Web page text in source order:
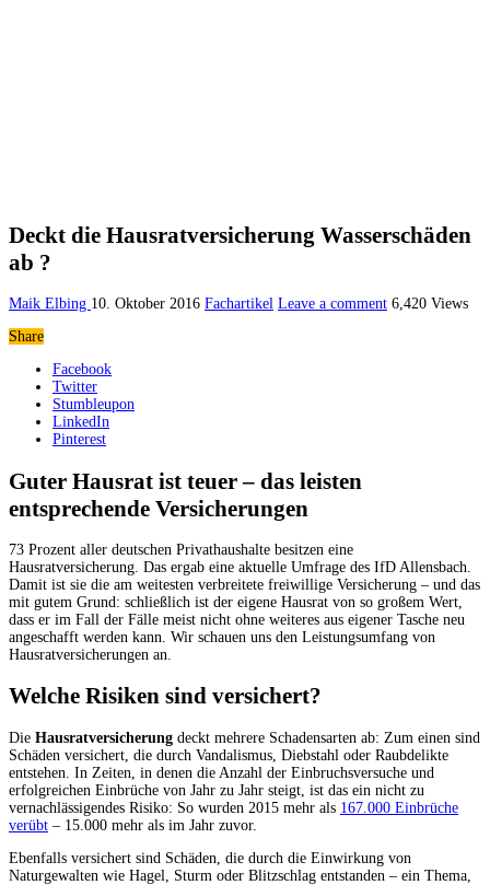
Deckt die Hausratversicherung Wasserschäden
ab ?
Maik Elbing 10. Oktober 2016 Fachartikel Leave a comment 6,420 Views
Share
Facebook
Twitter
Stumbleupon
LinkedIn
Pinterest
Guter Hausrat ist teuer – das leisten
entsprechende Versicherungen
73 Prozent aller deutschen Privathaushalte besitzen eine
Hausratversicherung. Das ergab eine aktuelle Umfrage des IfD Allensbach.
Damit ist sie die am weitesten verbreitete freiwillige Versicherung – und das
mit gutem Grund: schließlich ist der eigene Hausrat von so großem Wert,
dass er im Fall der Fälle meist nicht ohne weiteres aus eigener Tasche neu
angeschafft werden kann. Wir schauen uns den Leistungsumfang von
Hausratversicherungen an.
Welche Risiken sind versichert?
Die Hausratversicherung deckt mehrere Schadensarten ab: Zum einen sind
Schäden versichert, die durch Vandalismus, Diebstahl oder Raubdelikte
entstehen. In Zeiten, in denen die Anzahl der Einbruchsversuche und
erfolgreichen Einbrüche von Jahr zu Jahr steigt, ist das ein nicht zu
vernachlässigendes Risiko: So wurden 2015 mehr als 167.000 Einbrüche
verübt – 15.000 mehr als im Jahr zuvor.
Ebenfalls versichert sind Schäden, die durch die Einwirkung von
Naturgewalten wie Hagel, Sturm oder Blitzschlag entstanden – ein Thema,